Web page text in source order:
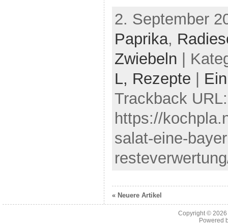
2. September
Paprika,
Zwiebeln |
L, Rezepte
Trackback URL:
https://
salat-eine-
« Neuere Artikel
Copyright ©
Powered